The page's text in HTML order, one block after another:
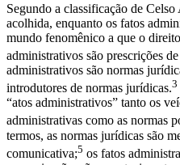
Segundo a classificação de
acolhida, enquanto os fatos
mundo fenomênico a que o
administrativos são prescrições
administrativos são normas
introdutores de normas jurídicas.3
“atos administrativos” tanto os
administrativas como as normas
termos, as normas jurídicas são
comunicativa;5 os fatos